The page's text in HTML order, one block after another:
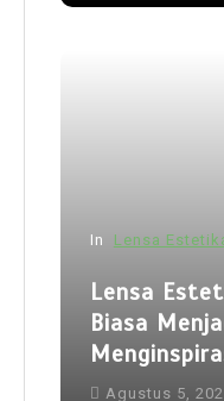
In Lensa
Lensa
Biasa
Agustus 5,